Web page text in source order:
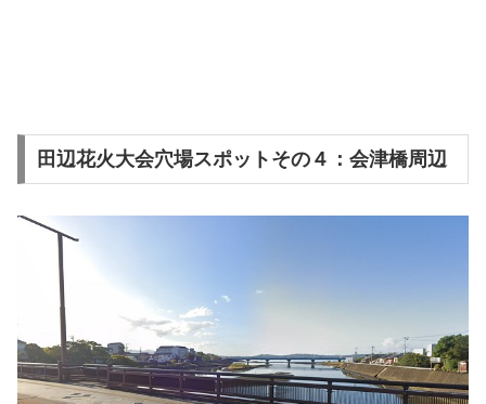
田辺花火大会穴場スポットその４：会津橋周辺